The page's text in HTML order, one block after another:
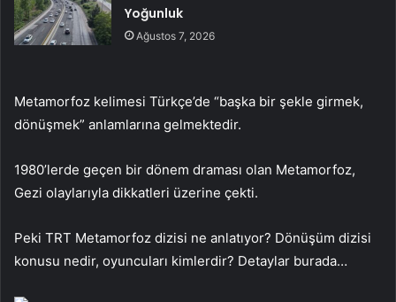
Yoğunluk
Ağustos 7, 2026
Metamorfoz kelimesi Türkçe’de “başka bir şekle girmek,
dönüşmek” anlamlarına gelmektedir.
1980’lerde geçen bir dönem draması olan Metamorfoz,
Gezi olaylarıyla dikkatleri üzerine çekti.
Peki TRT Metamorfoz dizisi ne anlatıyor? Dönüşüm dizisi
konusu nedir, oyuncuları kimlerdir? Detaylar burada…